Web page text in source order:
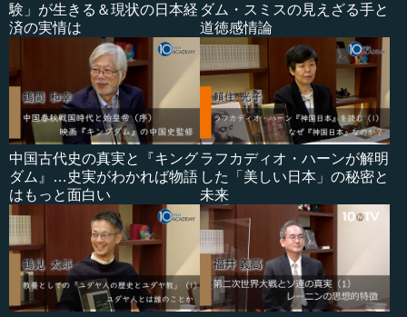
験」が生きる＆現状の日本経
済の実情は
ダム・スミスの見えざる手と
道徳感情論
中国古代史の真実と『キング
ダム』…史実がわかれば物語
はもっと面白い
ラフカディオ・ハーンが解明
した「美しい日本」の秘密と
未来